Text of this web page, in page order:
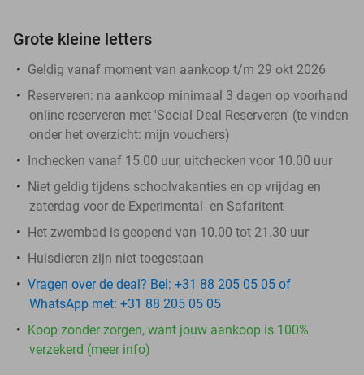
Grote kleine letters
Geldig vanaf moment van aankoop t/m 29 okt 2026
Reserveren: na aankoop minimaal 3 dagen op voorhand
online reserveren met 'Social Deal Reserveren' (te vinden
onder het overzicht: mijn vouchers)
Inchecken vanaf 15.00 uur, uitchecken voor 10.00 uur
Niet geldig tijdens schoolvakanties en op vrijdag en
zaterdag voor de Experimental- en Safaritent
Het zwembad is geopend van 10.00 tot 21.30 uur
Huisdieren zijn niet toegestaan
Vragen over de deal? Bel: +31 88 205 05 05 of
WhatsApp met: +31 88 205 05 05
Koop zonder zorgen, want jouw aankoop is 100%
verzekerd (meer info)